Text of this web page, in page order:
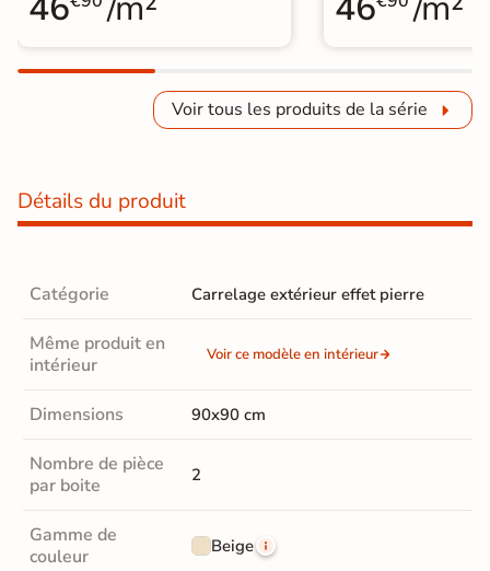
Voir tous les produits de la série
Détails du produit
Catégorie Carrelage extérieur effet pierre
Même produit en
intérieur
Voir ce modèle en intérieur
Dimensions 90x90 cm
Nombre de pièce
par boite
2
Gamme de
couleur
Beige